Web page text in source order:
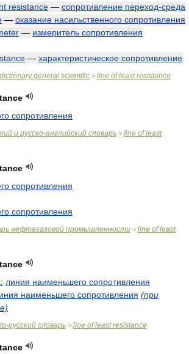
resistance — сопротивление переход-среда
— оказание насильственного сопротивления
— измеритель сопротивления
— характеристическое сопротивление
general scientific > line of least resistance
сопротивления
и русско-английский словарь > line of least
сопротивления
сопротивления
нефтегазовой промышленности > line of least
линия наименьшего сопротивления
наименьшего сопротивления (при
русский словарь > line of least resistance